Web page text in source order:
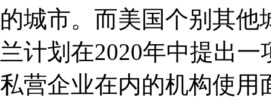
的城市。而美国个别其
兰计划在2020年中提出
私营企业在内的机构使